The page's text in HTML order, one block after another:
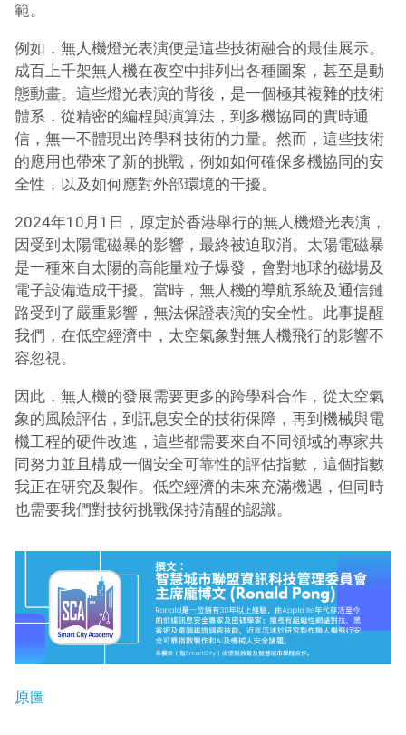
範。
例如，無人機燈光表演便是這些技術融合的最佳展示。
成百上千架無人機在夜空中排列出各種圖案，甚至是動
態動畫。這些燈光表演的背後，是一個極其複雜的技術
體系，從精密的編程與演算法，到多機協同的實時通
信，無一不體現出跨學科技術的力量。然而，這些技術
的應用也帶來了新的挑戰，例如如何確保多機協同的安
全性，以及如何應對外部環境的干擾。
2024年10月1日，原定於香港舉行的無人機燈光表演，
因受到太陽電磁暴的影響，最終被迫取消。太陽電磁暴
是一種來自太陽的高能量粒子爆發，會對地球的磁場及
電子設備造成干擾。當時，無人機的導航系統及通信鏈
路受到了嚴重影響，無法保證表演的安全性。此事提醒
我們，在低空經濟中，太空氣象對無人機飛行的影響不
容忽視。
因此，無人機的發展需要更多的跨學科合作，從太空氣
象的風險評估，到訊息安全的技術保障，再到機械與電
機工程的硬件改進，這些都需要來自不同領域的專家共
同努力並且構成一個安全可靠性的評估指數，這個指數
我正在研究及製作。低空經濟的未來充滿機遇，但同時
也需要我們對技術挑戰保持清醒的認識。
原圖